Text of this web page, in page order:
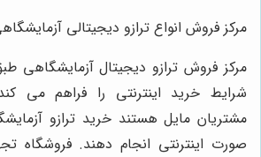
مرکز فروش انواع ترازو دیجیتالی
مرکز فروش ترازو دیجیتال آزمایشگاهی
شرایط خرید اینترنتی را فراهم می
مشتریان مایل هستند خرید ترازو
صورت اینترنتی انجام دهند. فروشگاه